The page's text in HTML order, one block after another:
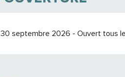
30 septembre 2026 - Ouvert tous